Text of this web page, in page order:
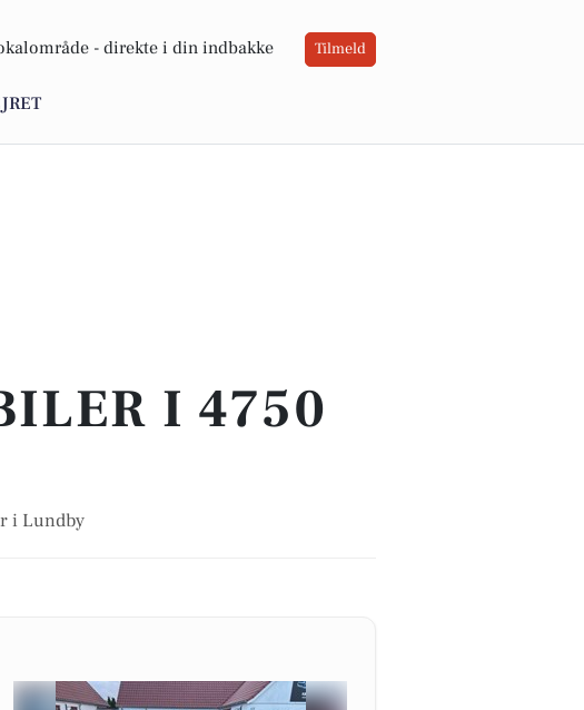
- direkte i din indbakke Tilmeld
I 4750
i Lundby